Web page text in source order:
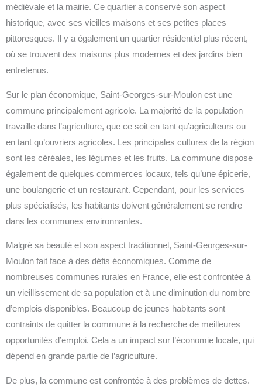
médiévale et la mairie. Ce quartier a conservé son aspect
historique, avec ses vieilles maisons et ses petites places
pittoresques. Il y a également un quartier résidentiel plus récent,
où se trouvent des maisons plus modernes et des jardins bien
entretenus.
Sur le plan économique, Saint-Georges-sur-Moulon est une
commune principalement agricole. La majorité de la population
travaille dans l’agriculture, que ce soit en tant qu’agriculteurs ou
en tant qu’ouvriers agricoles. Les principales cultures de la région
sont les céréales, les légumes et les fruits. La commune dispose
également de quelques commerces locaux, tels qu’une épicerie,
une boulangerie et un restaurant. Cependant, pour les services
plus spécialisés, les habitants doivent généralement se rendre
dans les communes environnantes.
Malgré sa beauté et son aspect traditionnel, Saint-Georges-sur-
Moulon fait face à des défis économiques. Comme de
nombreuses communes rurales en France, elle est confrontée à
un vieillissement de sa population et à une diminution du nombre
d’emplois disponibles. Beaucoup de jeunes habitants sont
contraints de quitter la commune à la recherche de meilleures
opportunités d’emploi. Cela a un impact sur l’économie locale, qui
dépend en grande partie de l’agriculture.
De plus, la commune est confrontée à des problèmes de dettes.